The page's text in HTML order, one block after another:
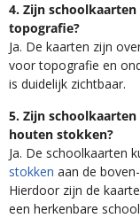
4. Zijn
topografie?
Ja. De kaarten zijn
voor topografie en
is duidelijk zichtbaar.
5. Zijn
houten stokken?
Ja. De schoolkaarten
stokken aan de
Hierdoor zijn de
een herkenbare